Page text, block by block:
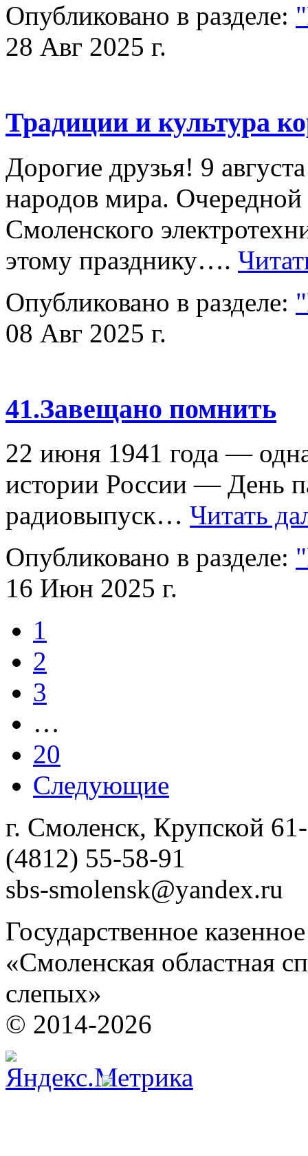
Опубликовано в разделе:
28 Авг 2025 г.
Традиции и культура
Дорогие друзья! 9
народов мира.
Смоленского
этому празднику….
Опубликовано в разделе:
08 Авг 2025 г.
41.Завещано помнить
22 июня 1941 года —
истории России — День
радиовыпуск… Читать
Опубликовано в разделе:
16 Июн 2025 г.
1
2
3
…
20
Следующие
г. Смоленск, Крупской
(4812) 55-58-91
sbs-smolensk@yandex.ru
Государственное
«Смоленская областная
слепых»
© 2014-2026